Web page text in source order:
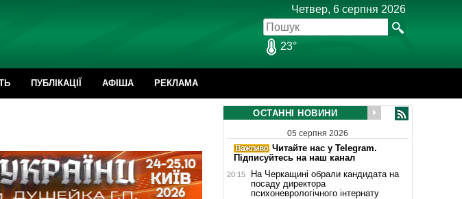
Четвер, 6 серпня 2026
23°
ПУБЛІКАЦІЇ АФІША РЕКЛАМА
ОСТАННІ НОВИНИ
05 серпня 2026
Читайте нас у Telegram.
Підписуйтесь на наш канал
20:15
На Черкащині обрали кандидата на
посаду директора
психоневрологічного інтернату